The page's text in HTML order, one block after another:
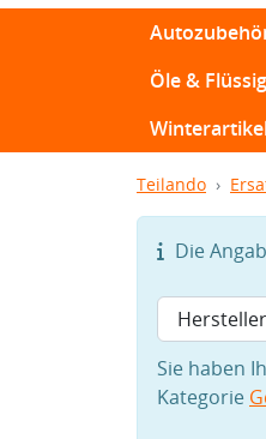
Öle &
Teilando
Die
Sie haben
Kategorie